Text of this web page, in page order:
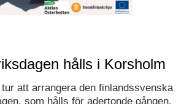
hålls i Korsholm
att arrangera den finlandssvenska
som hålls för adertonde gången.